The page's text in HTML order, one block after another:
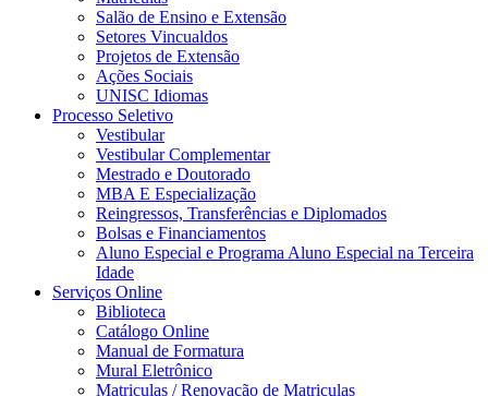
Salão de Ensino e Extensão
Setores Vincualdos
Projetos de Extensão
Ações Sociais
UNISC Idiomas
Processo Seletivo
Vestibular
Vestibular Complementar
Mestrado e Doutorado
MBA E Especialização
Reingressos, Transferências e Diplomados
Bolsas e Financiamentos
Aluno Especial e Programa Aluno Especial na Terceira
Idade
Serviços Online
Biblioteca
Catálogo Online
Manual de Formatura
Mural Eletrônico
Matriculas / Renovação de Matriculas